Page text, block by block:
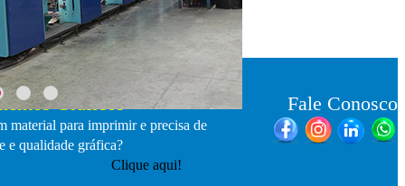
Gráficos
material para imprimir e precisa de
e qualidade gráfica?
Clique aqui!
Fale Conosco